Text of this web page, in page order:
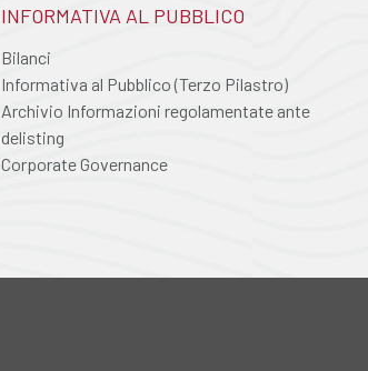
INFORMATIVA AL PUBBLICO
Bilanci
Informativa al Pubblico (Terzo Pilastro)
Archivio Informazioni regolamentate ante
delisting
Corporate Governance